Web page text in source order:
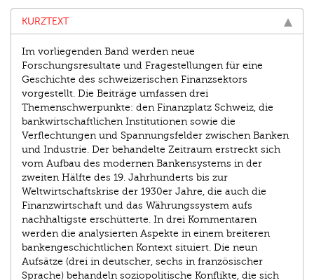
KURZTEXT
Im vorliegenden Band werden neue
Forschungsresultate und Fragestellungen für eine
Geschichte des schweizerischen Finanzsektors
vorgestellt. Die Beiträge umfassen drei
Themenschwerpunkte: den Finanzplatz Schweiz, die
bankwirtschaftlichen Institutionen sowie die
Verflechtungen und Spannungsfelder zwischen Banken
und Industrie. Der behandelte Zeitraum erstreckt sich
vom Aufbau des modernen Bankensystems in der
zweiten Hälfte des 19. Jahrhunderts bis zur
Weltwirtschaftskrise der 1930er Jahre, die auch die
Finanzwirtschaft und das Währungssystem aufs
nachhaltigste erschütterte. In drei Kommentaren
werden die analysierten Aspekte in einem breiteren
bankengeschichtlichen Kontext situiert. Die neun
Aufsätze (drei in deutscher, sechs in französischer
Sprache) behandeln soziopolitische Konflikte, die sich